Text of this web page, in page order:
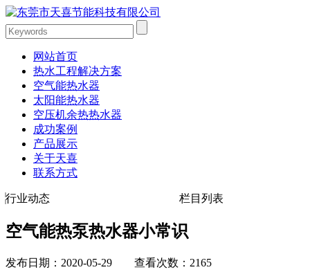
网站首页
热水工程解决方案
空气能热水器
太阳能热水器
空压机余热热水器
成功案例
产品展示
关于天喜
联系方式
行业动态 栏目列表
空气能热泵热水器小常识
发布日期：2020-05-29 查看次数：2165